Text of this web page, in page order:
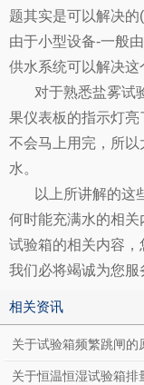
题其实是可以解决的
由于小型设备-一般
供水系统可以解决这
对于熟悉盐雾试
果仪表板的指示灯
不会马上用完，所
水。
以上所讲解的这
何时能充满水的相
试验箱的相关内容，
我们必将竭诚为您服
相关资讯
关于试验箱频繁跳闸的
关于恒温恒湿试验箱排